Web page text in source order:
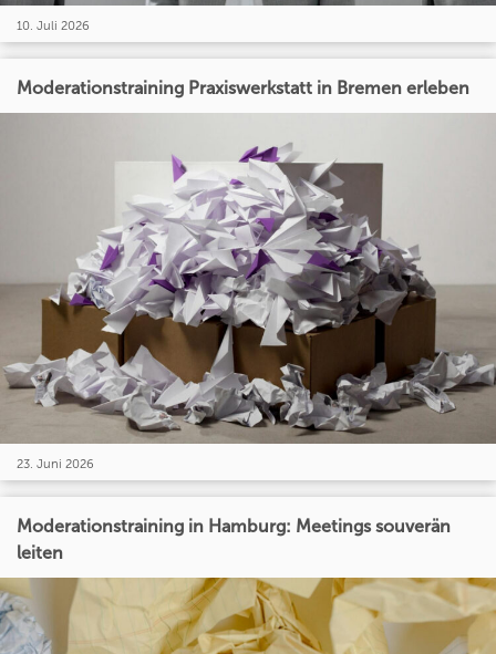
10. Juli 2026
Moderationstraining Praxiswerkstatt in Bremen erleben
23. Juni 2026
Moderationstraining in Hamburg: Meetings souverän
leiten